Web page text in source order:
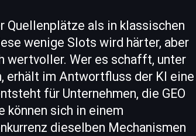
als in klassischen
wenige Slots wird härter, aber
wertvoller. Wer es schafft, unter
erhält im Antwortfluss der KI eine
für Unternehmen, die GEO
sich in einem
dieselben Mechanismen